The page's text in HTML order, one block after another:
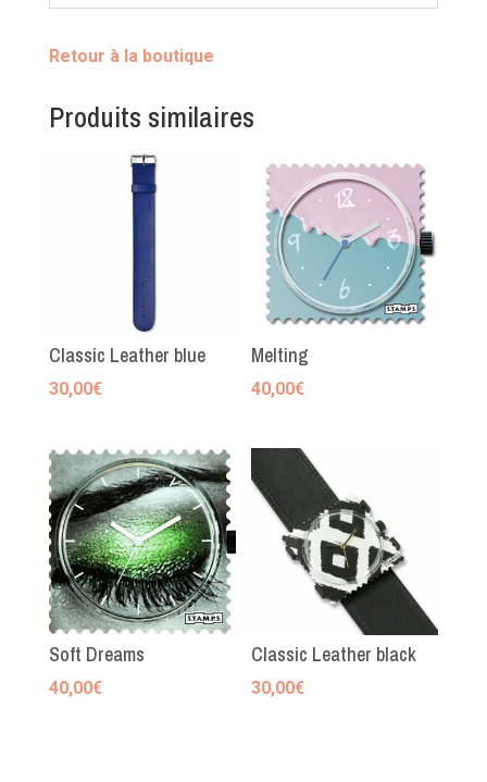
Retour à la boutique
Produits similaires
Classic Leather blue
30,00€
Melting
40,00€
Soft Dreams
40,00€
Classic Leather black
30,00€